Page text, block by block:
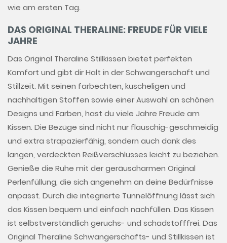
wie am ersten Tag.
DAS ORIGINAL THERALINE: FREUDE FÜR VIELE
JAHRE
Das Original Theraline Stillkissen bietet perfekten
Komfort und gibt dir Halt in der Schwangerschaft und
Stillzeit. Mit seinen farbechten, kuscheligen und
nachhaltigen Stoffen sowie einer Auswahl an schönen
Designs und Farben, hast du viele Jahre Freude am
Kissen. Die Bezüge sind nicht nur flauschig-geschmeidig
und extra strapazierfähig, sondern auch dank des
langen, verdeckten Reißverschlusses leicht zu beziehen.
Genieße die Ruhe mit der geräuscharmen Original
Perlenfüllung, die sich angenehm an deine Bedürfnisse
anpasst. Durch die integrierte Tunnelöffnung lässt sich
das Kissen bequem und einfach nachfüllen. Das Kissen
ist selbstverständlich geruchs- und schadstofffrei. Das
Original Theraline Schwangerschafts- und Stillkissen ist